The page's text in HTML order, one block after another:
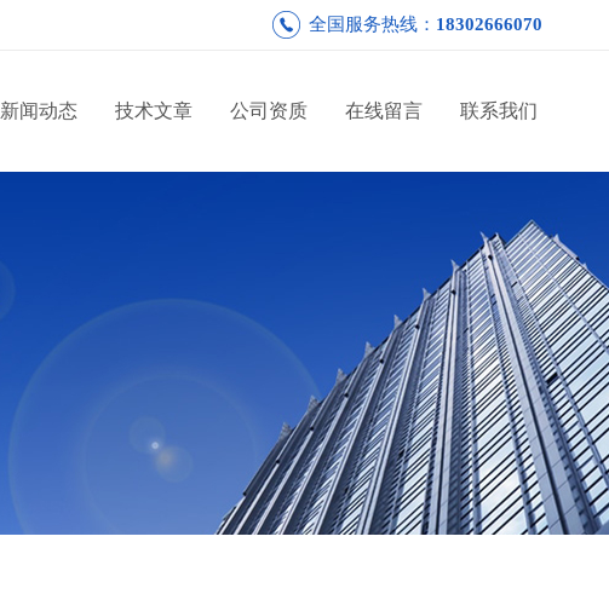
全国服务热线： 18302666070
新闻动态 技术文章 公司资质 在线留言 联系我们